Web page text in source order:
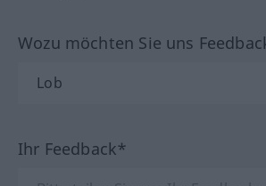
Wozu möchten Sie uns
Ihr Feedback*